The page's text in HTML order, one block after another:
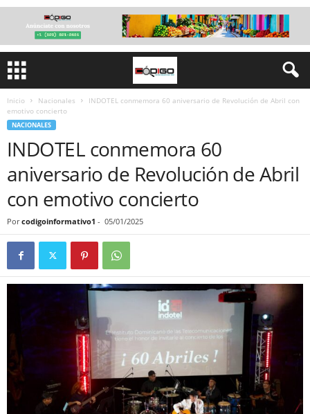
Inicio Nacionales
INDOTEL conmemora 60 aniversario de Revolución de Abril con
emotivo concierto
NACIONALES
INDOTEL conmemora 60
aniversario de Revolución de Abril
con emotivo concierto
Por codigoinformativo1 - 05/01/2025